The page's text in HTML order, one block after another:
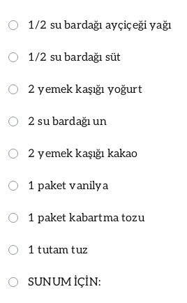
1/2 su bardağı ayçiçeği yağı
1/2 su bardağı süt
2 yemek kaşığı yoğurt
2 su bardağı un
2 yemek kaşığı kakao
1 paket vanilya
1 paket kabartma tozu
1 tutam tuz
SUNUM İÇİN: